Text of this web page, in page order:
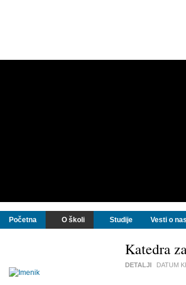
Početna O školi Studije Vesti o
Katedra
DETALJI DATUM